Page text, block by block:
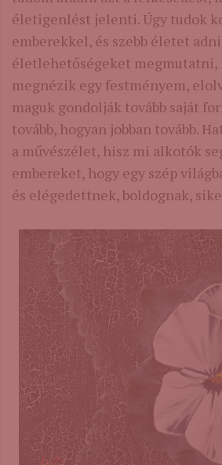
életigenlést jelenti. Úgy tudok
emberekkel, és szebb életet
életlehetőségeket megmutatni,
megnézik egy festményem,
maguk gondolják tovább saját
tovább, hogyan jobban tovább.
a művészélet, hisz mi alkotók
embereket, hogy egy szép
és elégedettnek, boldognak,